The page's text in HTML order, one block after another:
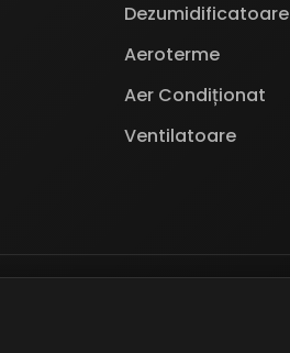
Dezumidificatoare
Aeroterme
Aer Condiționat
Ventilatoare